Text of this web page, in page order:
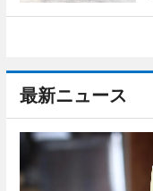
最新ニュース